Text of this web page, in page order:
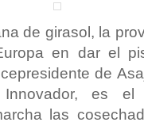
de girasol, la
en dar el
de
Innovador, es
las